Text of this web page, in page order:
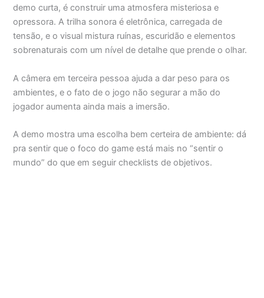
demo curta, é construir uma atmosfera misteriosa e
opressora. A trilha sonora é eletrônica, carregada de
tensão, e o visual mistura ruínas, escuridão e elementos
sobrenaturais com um nível de detalhe que prende o olhar.
A câmera em terceira pessoa ajuda a dar peso para os
ambientes, e o fato de o jogo não segurar a mão do
jogador aumenta ainda mais a imersão.
A demo mostra uma escolha bem certeira de ambiente: dá
pra sentir que o foco do game está mais no “sentir o
mundo” do que em seguir checklists de objetivos.